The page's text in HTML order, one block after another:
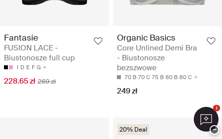
Fantasie
FUSION LACE -
Biustonosze full cup
I D E F G
228.65 zł 269 zł
Organic Basics
Core Unlined Demi Bra
- Biustonosze
bezszwowe
70 B 70 C 75 B 80 B 80 C
249 zł
20% Deal
1
−